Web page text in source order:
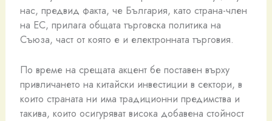
нас, предвид факта, че България, като страна-член
на ЕС, прилага общата търговска политика на
Съюза, част от която е и електронната търговия.
По време на срещата акцент бе поставен върху
привличането на китайски инвестиции в сектори, в
които страната ни има традиционни предимства и
такива, които осигуряват висока добавена стойност